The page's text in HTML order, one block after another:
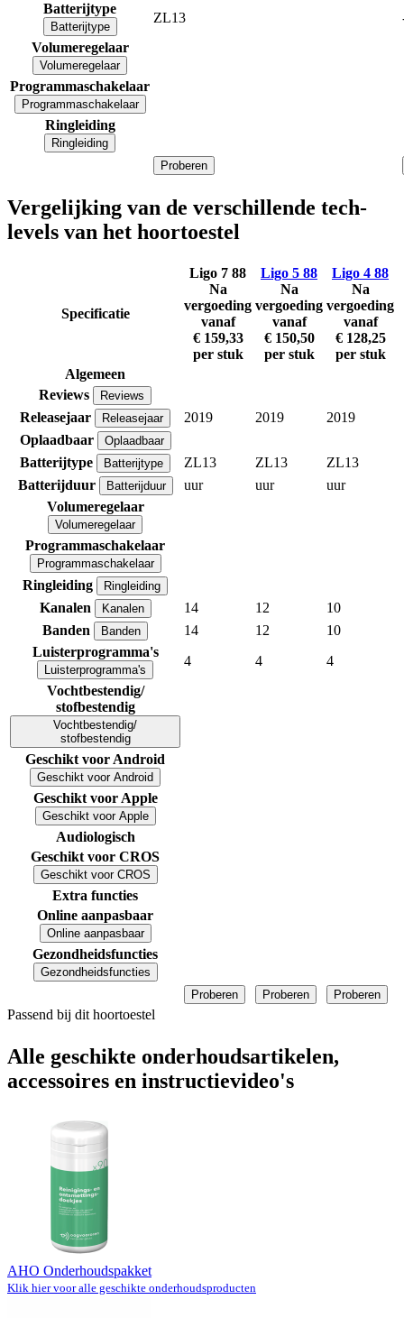
Batterijtype
Batterijtype
ZL13
Volumeregelaar
Volumeregelaar
Programmaschakelaar
Programmaschakelaar
Ringleiding
Ringleiding
Proberen
Vergelijking van de verschillende tech-
levels van het hoortoestel
Specificatie
Ligo 7 88
Na
vergoeding
vanaf
€ 159,33
per stuk
Ligo 5 88
Na
vergoeding
vanaf
€ 150,50
per stuk
Ligo 4 88
Na
vergoeding
vanaf
€ 128,25
per stuk
Algemeen
Reviews
Reviews
Releasejaar Releasejaar 2019 2019
2019
Oplaadbaar
Oplaadbaar
Batterijtype Batterijtype ZL13 ZL13
ZL13
Batterijduur
Batterijduur uur uur
uur
Volumeregelaar
Volumeregelaar
Programmaschakelaar
Programmaschakelaar
Ringleiding Ringleiding
Kanalen Kanalen 14 12
10
Banden
Banden 14 12
10
Luisterprogramma's
Luisterprogramma's
4 4
4
Vochtbestendig/
stofbestendig
Vochtbestendig/
stofbestendig
Geschikt voor Android
Geschikt voor Android
Geschikt voor Apple
Geschikt voor Apple
Audiologisch
Geschikt voor CROS
Geschikt voor CROS
Extra functies
Online aanpasbaar
Online aanpasbaar
Gezondheidsfuncties
Gezondheidsfuncties
Proberen
Proberen Proberen
Passend bij dit hoortoestel
Alle geschikte onderhoudsartikelen,
accessoires en instructievideo's
AHO Onderhoudspakket
Klik hier voor alle geschikte onderhoudsproducten